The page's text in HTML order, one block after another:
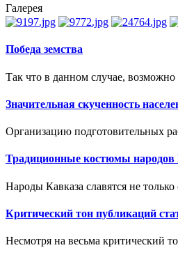
Галерея
Победа земства
Так что в данном случае,
Значительная скученность
Организацию подготовительных
Традиционные костюмы народов
Народы Кавказа славятся не
Критический тон публикаций
Несмотря на весьма критический